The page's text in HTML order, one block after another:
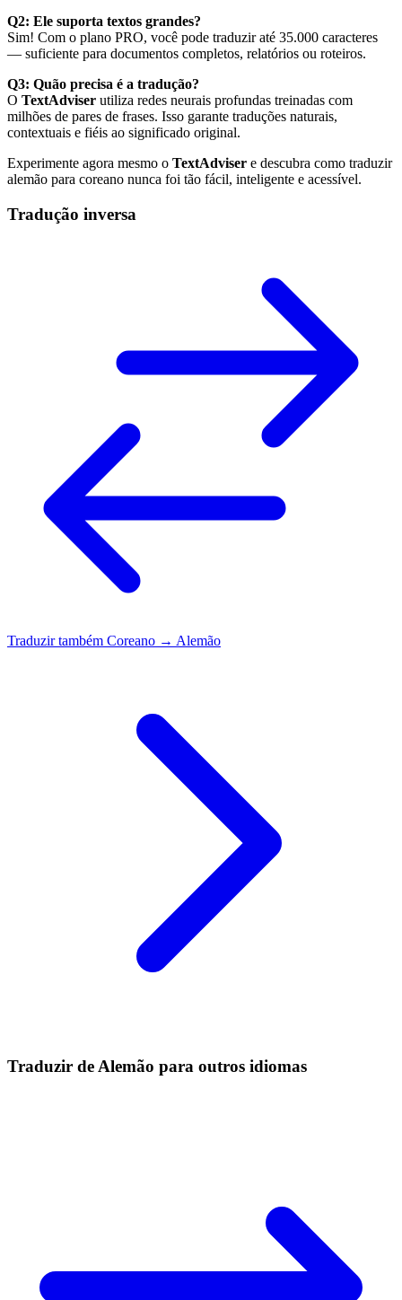
Q2: Ele suporta textos grandes?
Sim! Com o plano PRO, você pode traduzir até 35.000 caracteres
— suficiente para documentos completos, relatórios ou roteiros.
Q3: Quão precisa é a tradução?
O TextAdviser utiliza redes neurais profundas treinadas com
milhões de pares de frases. Isso garante traduções naturais,
contextuais e fiéis ao significado original.
Experimente agora mesmo o TextAdviser e descubra como traduzir
alemão para coreano nunca foi tão fácil, inteligente e acessível.
Tradução inversa
Traduzir também Coreano → Alemão
Traduzir de Alemão para outros idiomas